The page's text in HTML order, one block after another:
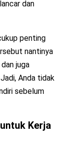
dan
penting
nantinya
juga
Anda tidak
sebelum
Kerja